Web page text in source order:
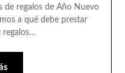
de regalos de Año Nuevo
a qué debe prestar
regalos…